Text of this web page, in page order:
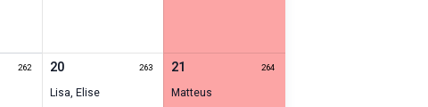
262 20 263
Lisa, Elise
21 264
Matteus